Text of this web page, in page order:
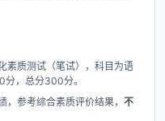
素质测试（笔试），科目为语
，总分300分。
参考综合素质评价结果，​ 不